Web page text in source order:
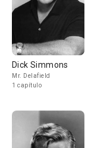
Dick Simmons
Mr. Delafield
1 capítulo